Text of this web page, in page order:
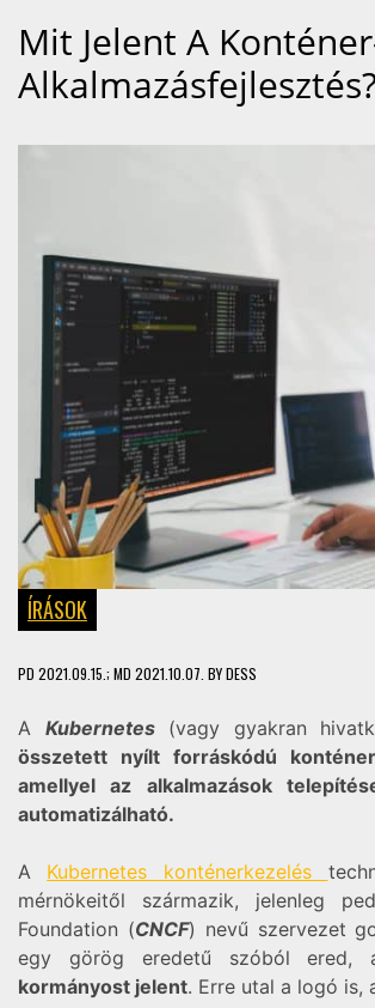
Mit Jelent A
Alkalmazásfejlesztés?
ÍRÁSOK
PD 2021.09.15. ; MD 2021.10.07. BYDESS
A Kubernetes (vagy gyakran
összetett nyílt forráskódú
amellyel az alkalmazások
automatizálható.
A Kubernetes konténerkezelés
mérnökeitől származik, jelenleg
Foundation (CNCF) nevű szervezet
egy görög eredetű szóból ered,
kormányost jelent. Erre utal a logó is,